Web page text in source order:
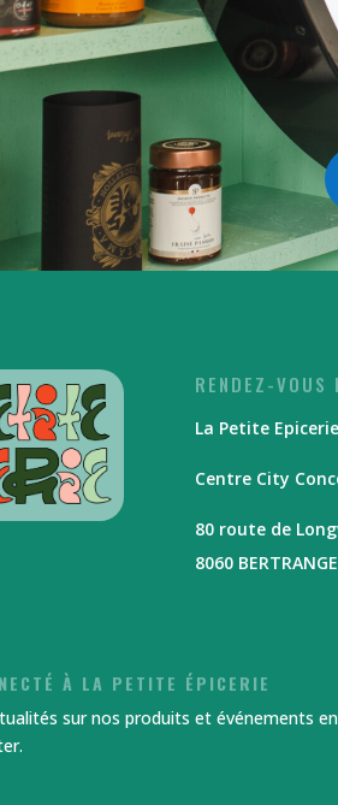
RENDEZ-VOUS
La Petite Epicerie
Centre City
80 route de
8060 BERTRANGE
À LA PETITE ÉPICERIE
sur nos produits et événements